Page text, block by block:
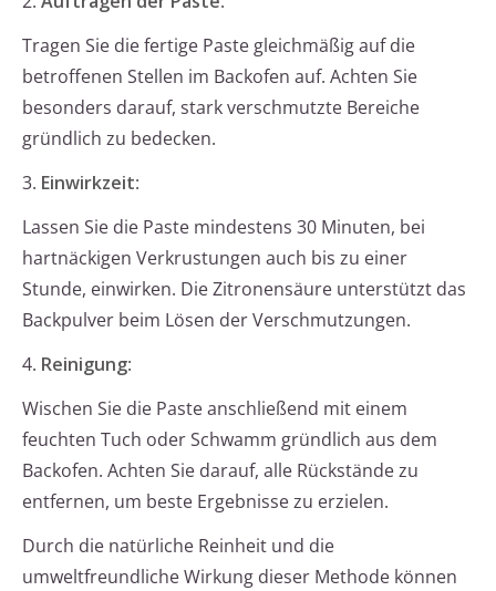
Tragen Sie die fertige Paste gleichmäßig auf die
betroffenen Stellen im Backofen auf. Achten Sie
besonders darauf, stark verschmutzte Bereiche
gründlich zu bedecken.
3. Einwirkzeit:
Lassen Sie die Paste mindestens 30 Minuten, bei
hartnäckigen Verkrustungen auch bis zu einer
Stunde, einwirken. Die Zitronensäure unterstützt das
Backpulver beim Lösen der Verschmutzungen.
4. Reinigung:
Wischen Sie die Paste anschließend mit einem
feuchten Tuch oder Schwamm gründlich aus dem
Backofen. Achten Sie darauf, alle Rückstände zu
entfernen, um beste Ergebnisse zu erzielen.
Durch die natürliche Reinheit und die
umweltfreundliche Wirkung dieser Methode können